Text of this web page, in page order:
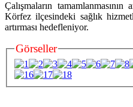
Çalışmaların
Körfez ilçesindeki sağlık
artırması hedefleniyor.
Görseller